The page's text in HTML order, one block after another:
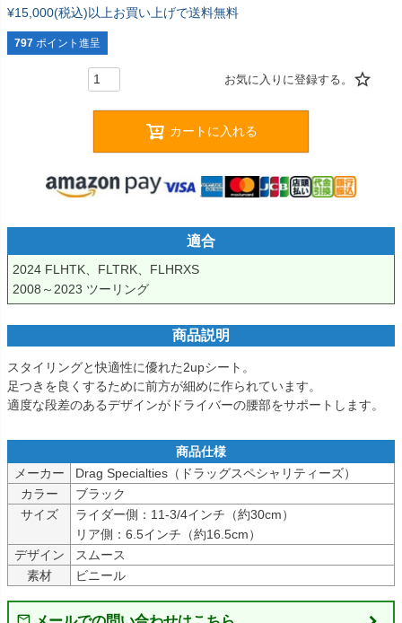
¥15,000(税込)以上お買い上げで送料無料
797 ポイント進呈
カートに入れる
適合
2024 FLHTK、FLTRK、FLHRXS
2008～2023 ツーリング
商品説明
スタイリングと快適性に優れた2upシート。
足つきを良くするために前方が細めに作られています。
適度な段差のあるデザインがドライバーの腰部をサポートします。
メーカー
Drag Specialties（ドラッグスペシャリティーズ）
カラー
ブラック
サイズ
ライダー側：11-3/4インチ（約30cm）
リア側：6.5インチ（約16.5cm）
デザイン
スムース
素材
ビニール